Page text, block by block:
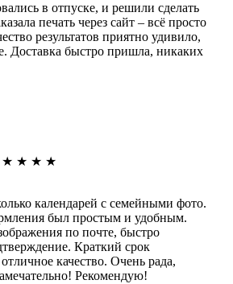
в отпуске, и решили сделать
печать через сайт – всё просто
результатов приятно удивило,
Доставка быстро пришла, никаких
★ ★ ★ ★
календарей с семейными фото.
был простым и удобным.
по почте, быстро
Краткий срок
качество. Очень рада,
Рекомендую!